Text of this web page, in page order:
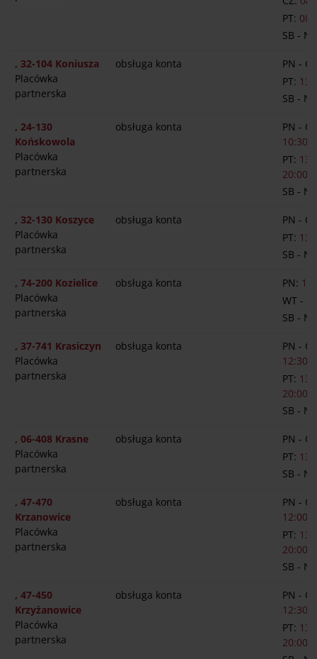
PT:
SB -
, 32-104 Koniusza
Placówka
partnerska
obsługa konta
PN -
PT:
SB -
, 24-130
Końskowola
Placówka
partnerska
obsługa konta
PN -
10:30-
PT:
20:00
SB -
, 32-130 Koszyce
Placówka
partnerska
obsługa konta
PN -
PT:
SB -
, 74-200 Kozielice
Placówka
partnerska
obsługa konta PN:
WT -
SB -
, 37-741 Krasiczyn
Placówka
partnerska
obsługa konta
PN -
12:30-
PT:
20:00
SB -
, 06-408 Krasne
Placówka
partnerska
obsługa konta
PN -
PT:
SB -
, 47-470
Krzanowice
Placówka
partnerska
obsługa konta
PN -
12:00-
PT:
20:00
SB -
, 47-450
Krzyżanowice
Placówka
partnerska
obsługa konta
PN -
12:30-
PT:
20:00